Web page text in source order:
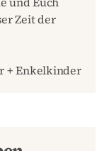
Zeit der
+ Enkelkinder